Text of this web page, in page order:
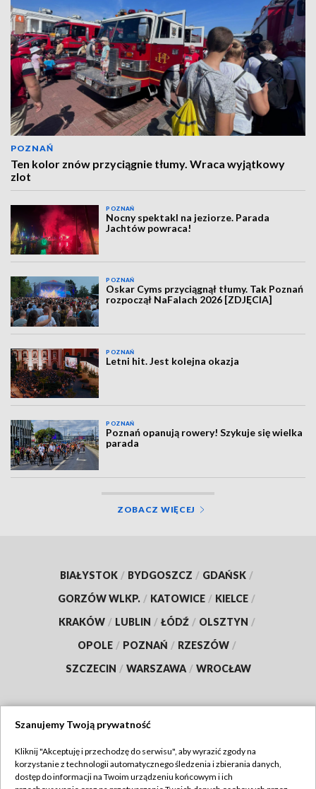
POZNAŃ
Ten kolor znów przyciągnie tłumy. Wraca wyjątkowy
zlot
POZNAŃ
Nocny spektakl na jeziorze. Parada
Jachtów powraca!
POZNAŃ
Oskar Cyms przyciągnął tłumy. Tak Poznań
rozpoczął NaFalach 2026 [ZDJĘCIA]
POZNAŃ
Letni hit. Jest kolejna okazja
POZNAŃ
Poznań opanują rowery! Szykuje się wielka
parada
ZOBACZ WIĘCEJ
BIAŁYSTOK / BYDGOSZCZ / GDAŃSK /
GORZÓW WLKP. / KATOWICE / KIELCE /
KRAKÓW / LUBLIN / ŁÓDŹ / OLSZTYN /
OPOLE / POZNAŃ / RZESZÓW /
SZCZECIN / WARSZAWA / WROCŁAW
TVP
Szanujemy Twoją prywatność
Kliknij "Akceptuję i przechodzę do serwisu", aby wyrazić zgody na
korzystanie z technologii automatycznego śledzenia i zbierania danych,
dostęp do informacji na Twoim urządzeniu końcowym i ich